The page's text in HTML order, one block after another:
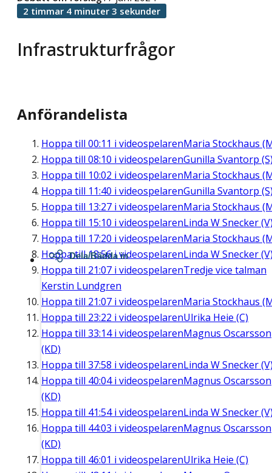
Infrastrukturfrågor
2 timmar 4 minuter 3 sekunder
Anförandelista
Hoppa till 00:11 i videospelarenMaria Stockhaus
Hoppa till 08:10 i videospelarenGunilla Svantorp
Hoppa till 10:02 i videospelarenMaria Stockhaus
Hoppa till 11:40 i videospelarenGunilla Svantorp
Hoppa till 13:27 i videospelarenMaria Stockhaus
Hoppa till 15:10 i videospelarenLinda W Snecker
Hoppa till 17:20 i videospelarenMaria Stockhaus
Hoppa till18:56i videospelarenLinda W Snecker
Hoppa till 21:07 i videospelarenTredje vice talman
Kerstin Lundgren
Hoppa till 21:07 i videospelarenMaria Stockhaus
Hoppa till 23:22 i videospelarenUlrika Heie (C)
Hoppa till 33:14i videospelarenMagnus Oscarsson
(KD)
Hoppa till 37:58 i videospelarenLinda W Snecker
Hoppa till 40:04i videospelarenMagnus Oscarsson
(KD)
Hoppa till 41:54i videospelarenLinda W Snecker
Hoppa till 44:03 i videospelarenMagnus Oscarsson
(KD)
Hoppa till 46:01 i videospelarenUlrika Heie (C)
Dela/Bädda in